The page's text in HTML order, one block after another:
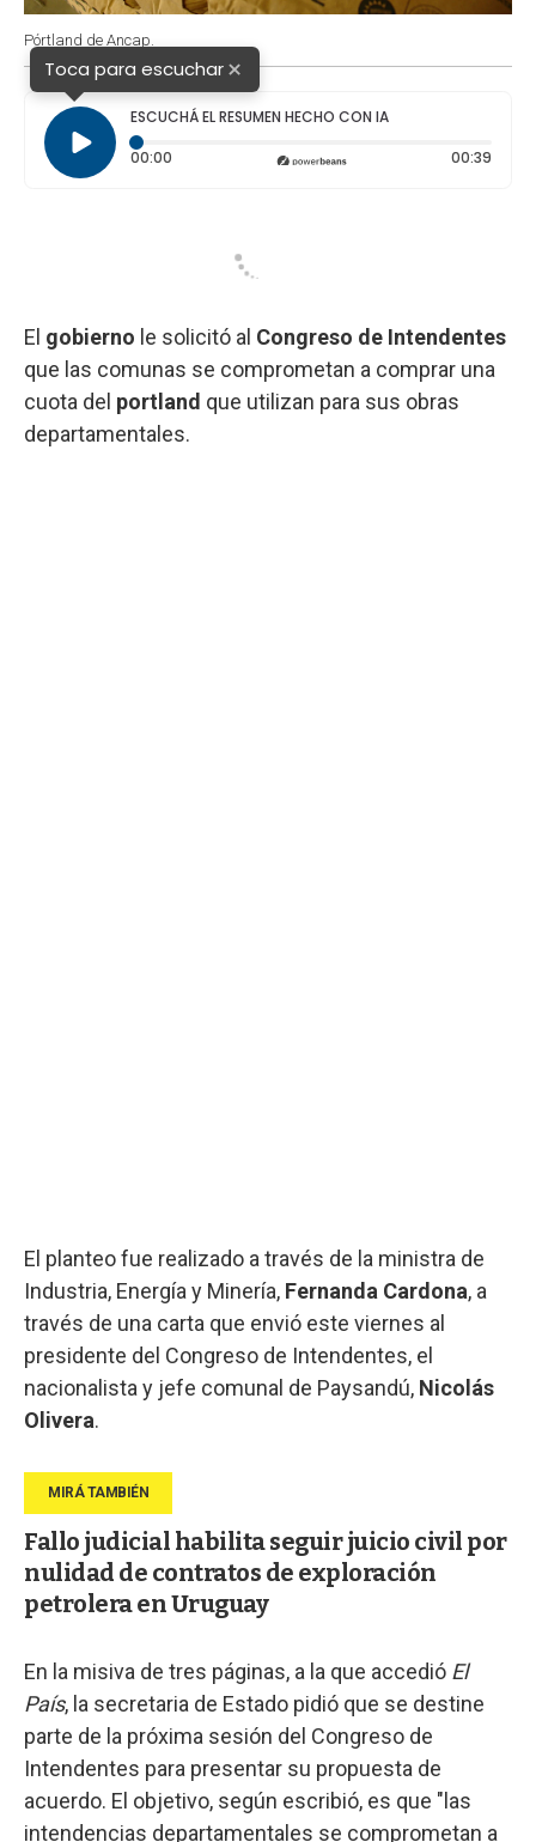
Pórtland de Ancap.
Toca para escuchar×
ESCUCHÁ EL RESUMEN HECHO CON IA
00:00 Tiempo transcurrido: 0 segundos 00:39
El gobierno le solicitó al Congreso de Intendentes
que las comunas se comprometan a comprar una
cuota del portland que utilizan para sus obras
departamentales.
El planteo fue realizado a través de la ministra de
Industria, Energía y Minería, Fernanda Cardona, a
través de una carta que envió este viernes al
presidente del Congreso de Intendentes, el
nacionalista y jefe comunal de Paysandú, Nicolás
Olivera.
Fallo judicial habilita seguir juicio civil por
nulidad de contratos de exploración
petrolera en Uruguay
En la misiva de tres páginas, a la que accedió El
País, la secretaria de Estado pidió que se destine
parte de la próxima sesión del Congreso de
Intendentes para presentar su propuesta de
acuerdo. El objetivo, según escribió, es que "las
intendencias departamentales se comprometan a